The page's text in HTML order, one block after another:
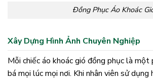
Đồng Phục Áo Khoác
Xây Dựng Hình Ảnh Chuyên Nghiệp
Mỗi chiếc áo khoác gió đồng phục là một
bá mọi lúc mọi nơi. Khi nhân viên sử dụng